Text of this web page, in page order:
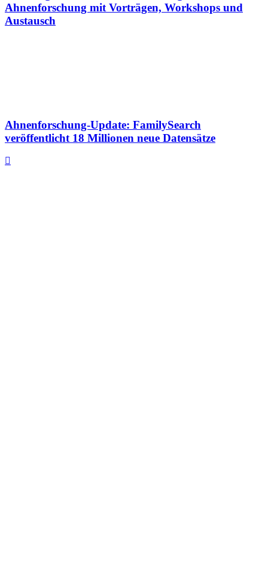
Ahnenforschung mit Vorträgen, Workshops und
Austausch
Ahnenforschung-Update: FamilySearch
veröffentlicht 18 Millionen neue Datensätze